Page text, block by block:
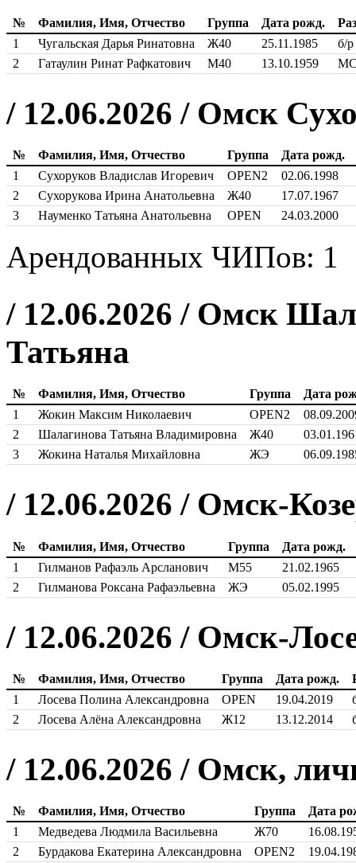
№ Фамилия, Имя, Отчество Группа Дата рожд.
1
Чугальская Дарья Ринатовна Ж40 25.11.1985
б/р
2
Гатаулин Ринат Рафкатович М40 13.10.1959
/ 12.06.2026 / Омск
№ Фамилия, Имя, Отчество Группа
Дата рожд.
1
Сухоруков Владислав Игоревич OPEN2
02.06.1998
2
Сухорукова Ирина Анатольевна Ж40
17.07.1967
3
Науменко Татьяна Анатольевна OPEN 24.03.2000
Арендованных ЧИПов: 1
/ 12.06.2026 / Омск
Татьяна
№ Фамилия, Имя, Отчество Группа
Дата
1
Жокин Максим Николаевич OPEN2
2
Шалагинова Татьяна Владимировна Ж40
3
Жокина Наталья Михайловна ЖЭ
/ 12.06.2026 / Омск-
№ Фамилия, Имя, Отчество Группа
Дата рожд.
1
Гилманов Рафаэль Арсланович М55
21.02.1965
2
Гилманова Роксана Рафаэльевна ЖЭ 05.02.1995
/ 12.06.2026 / Омск-
№ Фамилия, Имя, Отчество Группа Дата рожд.
1
Лосева Полина Александровна OPEN 19.04.2019
2
Лосева Алёна Александровна Ж12 13.12.2014
/ 12.06.2026 / Омск,
№ Фамилия, Имя, Отчество Группа
Дата
1
Медведева Людмила Васильевна Ж70
2
Бурдакова Екатерина Александровна OPEN2